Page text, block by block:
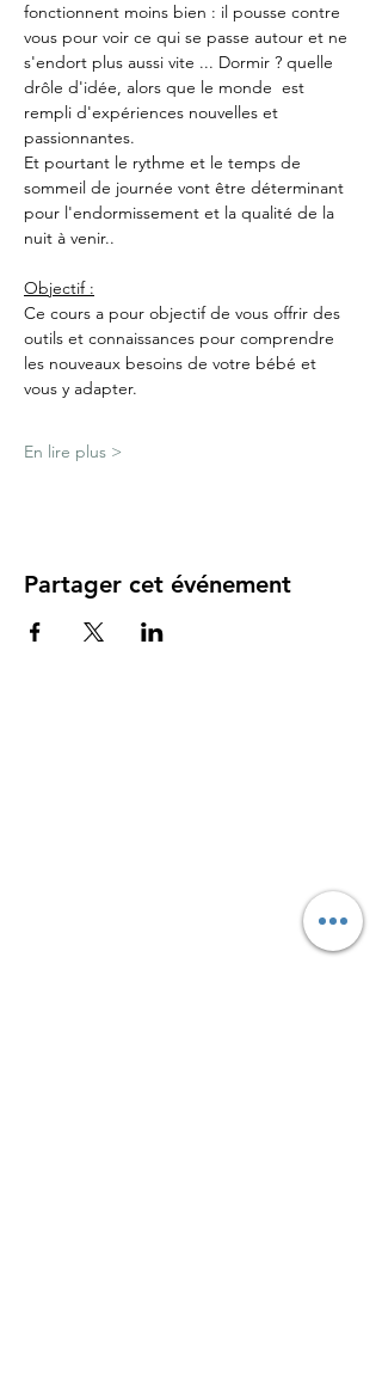
fonctionnent moins bien : il pousse contre
vous pour voir ce qui se passe autour et ne
s'endort plus aussi vite ... Dormir ? quelle
drôle d'idée, alors que le monde  est
rempli d'expériences nouvelles et
passionnantes.
Et pourtant le rythme et le temps de
sommeil de journée vont être déterminant
pour l'endormissement et la qualité de la
nuit à venir..
Objectif :
Ce cours a pour objectif de vous offrir des
outils et connaissances pour comprendre
les nouveaux besoins de votre bébé et
vous y adapter.
En lire plus >
Partager cet événement